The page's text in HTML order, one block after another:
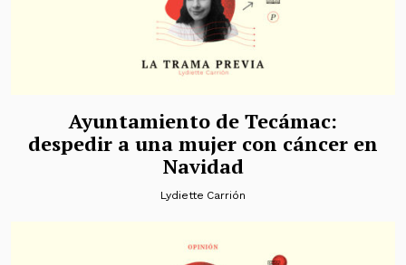
Ayuntamiento de Tecámac:
despedir a una mujer con cáncer en
Navidad
Lydiette Carrión